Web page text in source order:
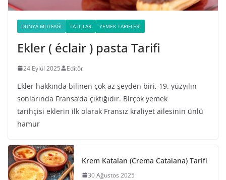
DÜNYA MUTFAĞI TATLILAR YEMEK TARIFLERI
Ekler ( éclair ) pasta Tarifi
24 Eylül 2025 Editör
Ekler hakkında bilinen çok az şeyden biri, 19. yüzyılın
sonlarında Fransa’da çıktığıdır. Birçok yemek
tarihçisi eklerin ilk olarak Fransız kraliyet ailesinin ünlü
hamur
Krem Katalan (Crema Catalana) Tarifi
30 Ağustos 2025